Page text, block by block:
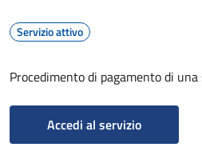
Servizio attivo
Procedimento di pagamento di una
Accedi al servizio